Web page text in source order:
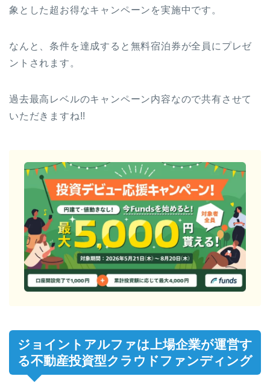
象とした超お得なキャンペーンを実施中です。
なんと、条件を達成すると無料宿泊券が全員にプレゼ
ントされます。
過去最高レベルのキャンペーン内容なので共有させて
いただきますね!!
ジョイントアルファは上場企業が運営す
る不動産投資型クラウドファンディング